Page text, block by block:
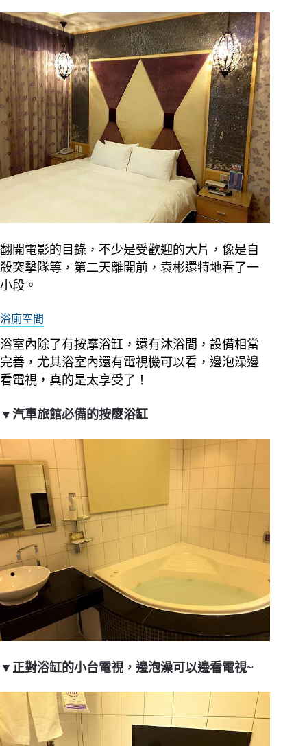
翻開電影的目錄，不少是受歡迎的大片，像是自
殺突擊隊等，第二天離開前，袁彬還特地看了一
小段。
浴廁空間
浴室內除了有按摩浴缸，還有沐浴間，設備相當
完善，尤其浴室內還有電視機可以看，邊泡澡邊
看電視，真的是太享受了！
▼汽車旅館必備的按麼浴缸
▼正對浴缸的小台電視，邊泡澡可以邊看電視~